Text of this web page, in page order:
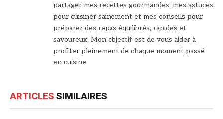
partager mes recettes gourmandes, mes astuces
pour cuisiner sainement et mes conseils pour
préparer des repas équilibrés, rapides et
savoureux. Mon objectif est de vous aider à
profiter pleinement de chaque moment passé
en cuisine.
ARTICLES SIMILAIRES